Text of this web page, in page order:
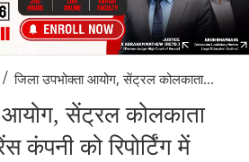
/ जिला उपभोक्ता आयोग, सेंट्रल कोलकाता...
आयोग, सेंट्रल कोलकाता
कंपनी को रिपोर्टिंग में